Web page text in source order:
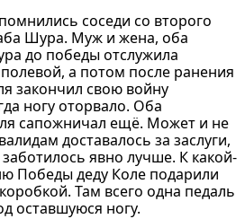
соседи со второго
Шура. Муж и жена, оба
до победы отслужила
а потом после ранения
закончил свою войну
ногу оторвало. Оба
сапожничал ещё. Может и не
доставалось за заслуги,
явно лучше. К какой-
Победы деду Коле подарили
Там всего одна педаль
оставшуюся ногу.